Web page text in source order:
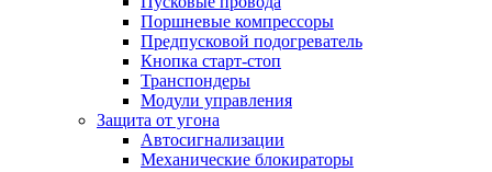
Поршневые компрессоры
Предпусковой подогреватель
Кнопка старт-стоп
Транспондеры
Модули управления
Защита от угона
Автосигнализации
Механические блoкираторы